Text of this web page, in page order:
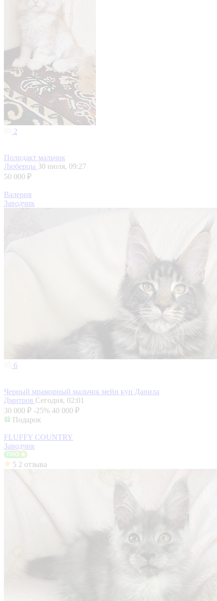
2
Полидакт мальчик
Люберцы 30 июля, 09:27
50 000 ₽
Валерия
Заводчик
6
Черный мраморный мальчик мейн кун Данила
Дмитров Сегодня, 02:01
30 000 ₽ -25% 40 000 ₽
Подарок
FLUFFY COUNTRY
Заводчик
5 2 отзыва